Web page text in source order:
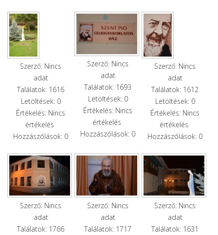
Szerző: Nincs
adat
Találatok: 1616
Letöltések: 0
Értékelés: Nincs
értékelés
Hozzászólások: 0
Szerző: Nincs
adat
Találatok: 1693
Letöltések: 0
Értékelés: Nincs
értékelés
Hozzászólások: 0
Szerző: Nincs
adat
Találatok: 1612
Letöltések: 0
Értékelés: Nincs
értékelés
Hozzászólások: 0
Szerző: Nincs
adat
Találatok: 1766
Szerző: Nincs
adat
Találatok: 1717
Szerző: Nincs
adat
Találatok: 1631